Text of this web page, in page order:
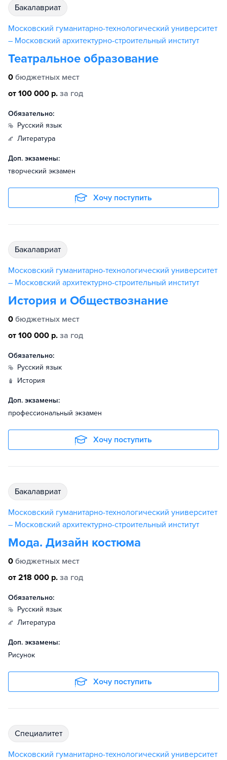
бакалавриат
Московский гуманитарно-технологический университет
– Московский архитектурно-строительный институт
Театральное образование
0 бюджетных мест
от 100 000 р. за год
Обязательно:
русский язык
литература
Доп. экзамены:
творческий экзамен
Хочу поступить
бакалавриат
Московский гуманитарно-технологический университет
– Московский архитектурно-строительный институт
История и Обществознание
0 бюджетных мест
от 100 000 р. за год
Обязательно:
русский язык
история
Доп. экзамены:
профессиональный экзамен
Хочу поступить
бакалавриат
Московский гуманитарно-технологический университет
– Московский архитектурно-строительный институт
Мода. Дизайн костюма
0 бюджетных мест
от 218 000 р. за год
Обязательно:
русский язык
литература
Доп. экзамены:
Рисунок
Хочу поступить
специалитет
Московский гуманитарно-технологический университет